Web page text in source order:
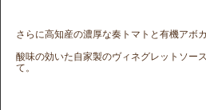
さらに高知産の濃厚な奏トマトと有機アボカ
酸味の効いた自家製のヴィネグレットソー
て。